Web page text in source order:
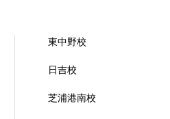
東中野校
日吉校
芝浦港南校